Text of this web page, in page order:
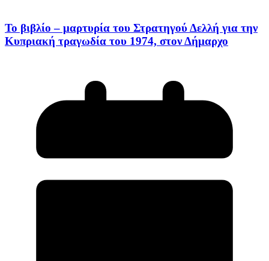
Το βιβλίο – μαρτυρία του Στρατηγού Δελλή για την
Κυπριακή τραγωδία του 1974, στον Δήμαρχο